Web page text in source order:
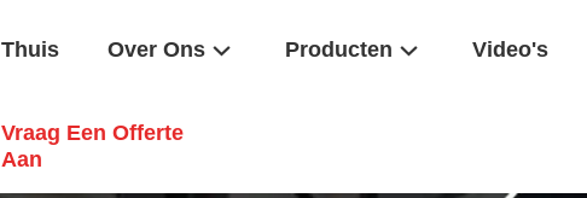
Thuis Over Ons Producten Video's
Vraag Een Offerte
Aan